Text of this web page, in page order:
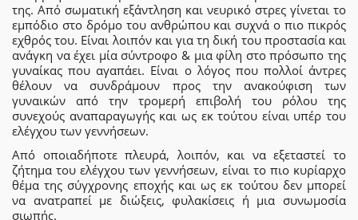
της. Από σωματική εξάντληση και νευρικό στρες γίνεται το
εμπόδιο στο δρόμο του ανθρώπου και συχνά ο πιο πικρός
εχθρός του. Είναι λοιπόν και για τη δική του προστασία και
ανάγκη να έχει μία σύντροφο & μια φίλη στο πρόσωπο της
γυναίκας που αγαπάει. Είναι ο λόγος που πολλοί άντρες
θέλουν να συνδράμουν προς την ανακούφιση των
γυναικών από την τρομερή επιβολή του ρόλου της
συνεχούς αναπαραγωγής και ως εκ τούτου είναι υπέρ του
ελέγχου των γεννήσεων.
Από οποιαδήποτε πλευρά, λοιπόν, και να εξεταστεί το
ζήτημα του ελέγχου των γεννήσεων, είναι το πιο κυρίαρχο
θέμα της σύγχρονης εποχής και ως εκ τούτου δεν μπορεί
να ανατραπεί με διώξεις, φυλακίσεις ή μια συνωμοσία
σιωπής.